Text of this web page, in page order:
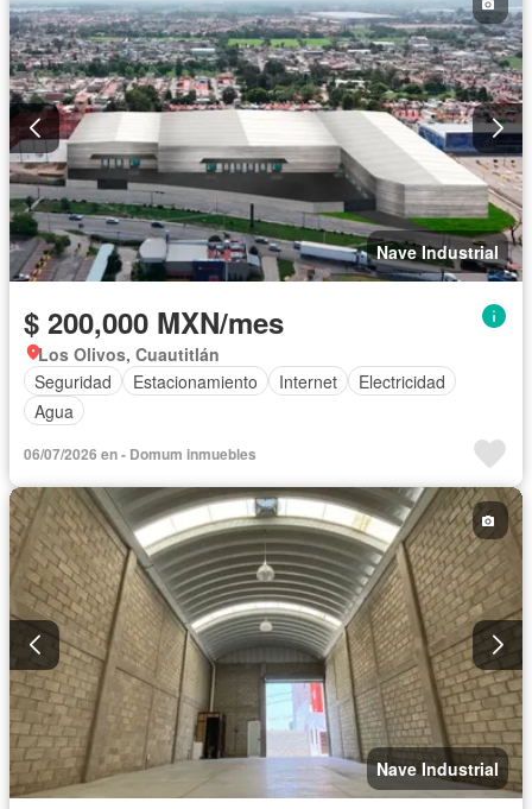
Nave Industrial
$ 200,000 MXN/mes
Los Olivos, Cuautitlán
Seguridad
Estacionamiento Internet
Electricidad
Agua
06/07/2026 en - Domum inmuebles
Nave Industrial